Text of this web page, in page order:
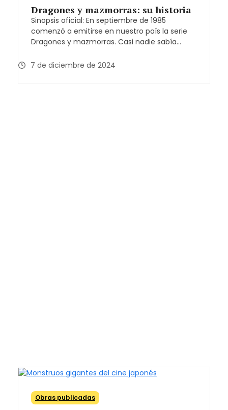
Dragones y mazmorras: su historia
Sinopsis oficial: En septiembre de 1985
comenzó a emitirse en nuestro país la serie
Dragones y mazmorras. Casi nadie sabía…
7 de diciembre de 2024
Obras publicadas